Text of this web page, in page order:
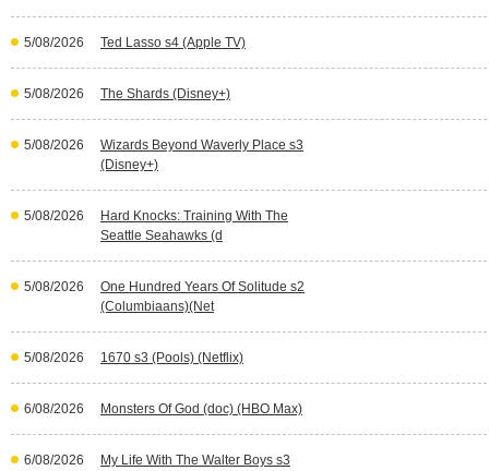
5/08/2026 Ted Lasso s4 (Apple TV)
5/08/2026 The Shards (Disney+)
5/08/2026
Wizards Beyond Waverly Place s3
(Disney+)
5/08/2026
Hard Knocks: Training With The
Seattle Seahawks (d
5/08/2026
One Hundred Years Of Solitude s2
(Columbiaans)(Net
5/08/2026 1670 s3 (Pools) (Netflix)
6/08/2026 Monsters Of God (doc) (HBO Max)
6/08/2026
My Life With The Walter Boys s3